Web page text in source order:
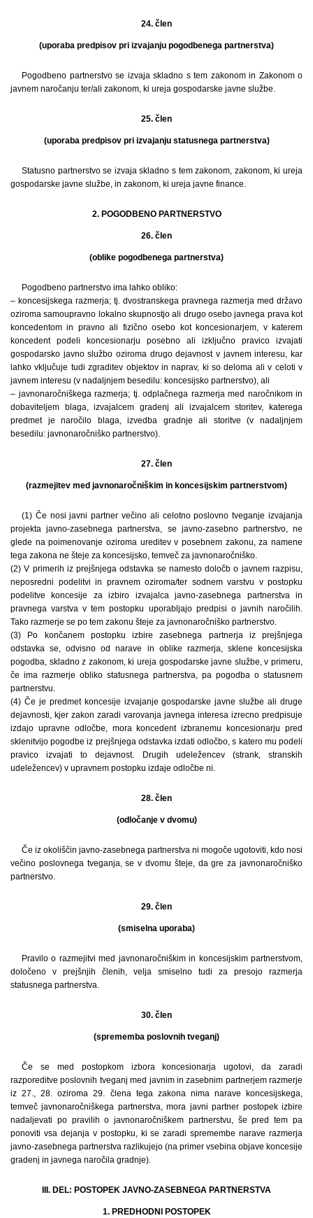
24. člen
(uporaba predpisov pri izvajanju pogodbenega partnerstva)
Pogodbeno partnerstvo se izvaja skladno s tem zakonom in Zakonom o
javnem naročanju ter/ali zakonom, ki ureja gospodarske javne službe.
25. člen
(uporaba predpisov pri izvajanju statusnega partnerstva)
Statusno partnerstvo se izvaja skladno s tem zakonom, zakonom, ki ureja
gospodarske javne službe, in zakonom, ki ureja javne finance.
2. POGODBENO PARTNERSTVO
26. člen
(oblike pogodbenega partnerstva)
Pogodbeno partnerstvo ima lahko obliko:
– koncesijskega razmerja; tj. dvostranskega pravnega razmerja med državo
oziroma samoupravno lokalno skupnostjo ali drugo osebo javnega prava kot
koncedentom in pravno ali fizično osebo kot koncesionarjem, v katerem
koncedent podeli koncesionarju posebno ali izključno pravico izvajati
gospodarsko javno službo oziroma drugo dejavnost v javnem interesu, kar
lahko vključuje tudi zgraditev objektov in naprav, ki so deloma ali v celoti v
javnem interesu (v nadaljnjem besedilu: koncesijsko partnerstvo), ali
– javnonaročniškega razmerja; tj. odplačnega razmerja med naročnikom in
dobaviteljem blaga, izvajalcem gradenj ali izvajalcem storitev, katerega
predmet je naročilo blaga, izvedba gradnje ali storitve (v nadaljnjem
besedilu: javnonaročniško partnerstvo).
27. člen
(razmejitev med javnonaročniškim in koncesijskim partnerstvom)
(1) Če nosi javni partner večino ali celotno poslovno tveganje izvajanja
projekta javno-zasebnega partnerstva, se javno-zasebno partnerstvo, ne
glede na poimenovanje oziroma ureditev v posebnem zakonu, za namene
tega zakona ne šteje za koncesijsko, temveč za javnonaročniško.
(2) V primerih iz prejšnjega odstavka se namesto določb o javnem razpisu,
neposredni podelitvi in pravnem oziroma/ter sodnem varstvu v postopku
podelitve koncesije za izbiro izvajalca javno-zasebnega partnerstva in
pravnega varstva v tem postopku uporabljajo predpisi o javnih naročilih.
Tako razmerje se po tem zakonu šteje za javnonaročniško partnerstvo.
(3) Po končanem postopku izbire zasebnega partnerja iz prejšnjega
odstavka se, odvisno od narave in oblike razmerja, sklene koncesijska
pogodba, skladno z zakonom, ki ureja gospodarske javne službe, v primeru,
če ima razmerje obliko statusnega partnerstva, pa pogodba o statusnem
partnerstvu.
(4) Če je predmet koncesije izvajanje gospodarske javne službe ali druge
dejavnosti, kjer zakon zaradi varovanja javnega interesa izrecno predpisuje
izdajo upravne odločbe, mora koncedent izbranemu koncesionarju pred
sklenitvijo pogodbe iz prejšnjega odstavka izdati odločbo, s katero mu podeli
pravico izvajati to dejavnost. Drugih udeležencev (strank, stranskih
udeležencev) v upravnem postopku izdaje odločbe ni.
28. člen
(odločanje v dvomu)
Če iz okoliščin javno-zasebnega partnerstva ni mogoče ugotoviti, kdo nosi
večino poslovnega tveganja, se v dvomu šteje, da gre za javnonaročniško
partnerstvo.
29. člen
(smiselna uporaba)
Pravilo o razmejitvi med javnonaročniškim in koncesijskim partnerstvom,
določeno v prejšnjih členih, velja smiselno tudi za presojo razmerja
statusnega partnerstva.
30. člen
(sprememba poslovnih tveganj)
Če se med postopkom izbora koncesionarja ugotovi, da zaradi
razporeditve poslovnih tveganj med javnim in zasebnim partnerjem razmerje
iz 27., 28. oziroma 29. člena tega zakona nima narave koncesijskega,
temveč javnonaročniškega partnerstva, mora javni partner postopek izbire
nadaljevati po pravilih o javnonaročniškem partnerstvu, še pred tem pa
ponoviti vsa dejanja v postopku, ki se zaradi spremembe narave razmerja
javno-zasebnega partnerstva razlikujejo (na primer vsebina objave koncesije
gradenj in javnega naročila gradnje).
III. DEL: POSTOPEK JAVNO-ZASEBNEGA PARTNERSTVA
1. PREDHODNI POSTOPEK